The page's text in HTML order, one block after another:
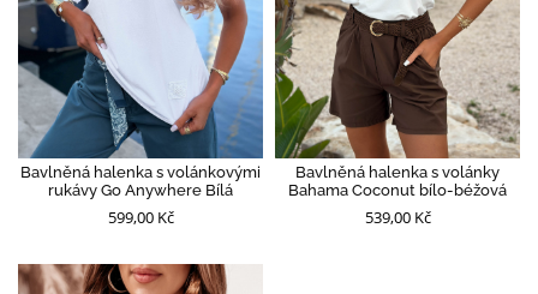
Bavlněná halenka s volánkovými
rukávy Go Anywhere Bílá
599,00 Kč
Bavlněná halenka s volánky
Bahama Coconut bílo-béžová
539,00 Kč